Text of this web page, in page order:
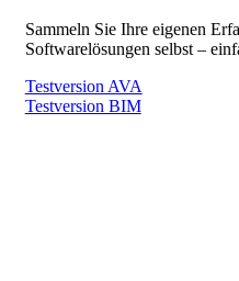
Sammeln Sie Ihre eigenen
Softwarelösungen selbst –
Testversion AVA
Testversion BIM